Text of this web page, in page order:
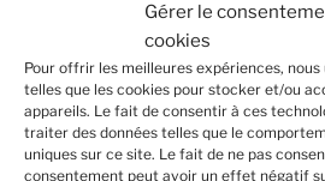
Gérer le
cookies
Pour offrir les meilleures expériences,
telles que les cookies pour stocker et/ou
appareils. Le fait de consentir à ces
traiter des données telles que le
uniques sur ce site. Le fait de ne pas
consentement peut avoir un effet négatif
décembre 2024
août 2024
juillet 2024
juin 2024